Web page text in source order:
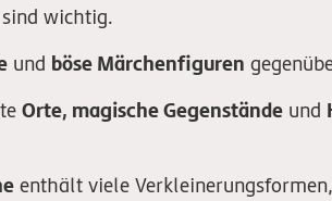
sind wichtig.
und böse Märchenfiguren
Orte, magische Gegenständeund
enthält viele